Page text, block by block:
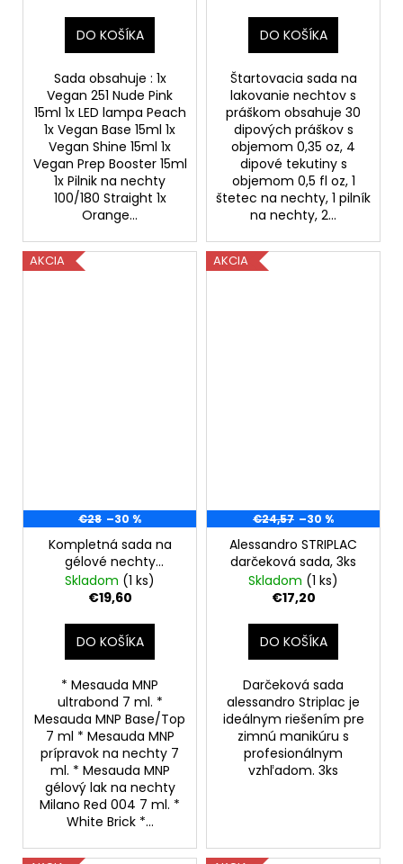
DO KOŠÍKA
Sada obsahuje : 1x
Vegan 251 Nude Pink
15ml 1x LED lampa Peach
1x Vegan Base 15ml 1x
Vegan Shine 15ml 1x
Vegan Prep Booster 15ml
1x Pilnik na nechty
100/180 Straight 1x
Orange...
DO KOŠÍKA
Štartovacia sada na
lakovanie nechtov s
práškom obsahuje 30
dipových práškov s
objemom 0,35 oz, 4
dipové tekutiny s
objemom 0,5 fl oz, 1
štetec na nechty, 1 pilník
na nechty, 2...
AKCIA
€28 –30 %
Kompletná sada na
gélové nechty
Mesauda MNP
Skladom (1 ks)
€19,60
DO KOŠÍKA
* Mesauda MNP
ultrabond 7 ml. *
Mesauda MNP Base/Top
7 ml * Mesauda MNP
prípravok na nechty 7
ml. * Mesauda MNP
gélový lak na nechty
Milano Red 004 7 ml. *
White Brick *...
AKCIA
€24,57 –30 %
Alessandro STRIPLAC
darčeková sada, 3ks
Skladom (1 ks)
€17,20
DO KOŠÍKA
Darčeková sada
alessandro Striplac je
ideálnym riešením pre
zimnú manikúru s
profesionálnym
vzhľadom. 3ks